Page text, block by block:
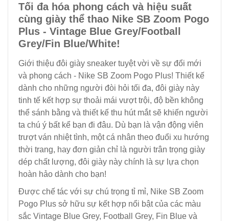
Tối đa hóa phong cách và hiệu suất
cùng giày thể thao Nike SB Zoom Pogo
Plus - Vintage Blue Grey/Football
Grey/Fin Blue/White!
Giới thiệu đôi giày sneaker tuyệt vời về sự đổi mới
và phong cách - Nike SB Zoom Pogo Plus! Thiết kế
dành cho những người đòi hỏi tối đa, đôi giày này
tinh tế kết hợp sự thoải mái vượt trội, độ bền không
thể sánh bằng và thiết kế thu hút mắt sẽ khiến người
ta chú ý bất kể bạn đi đâu. Dù bạn là vận động viên
trượt ván nhiệt tình, một cá nhân theo đuổi xu hướng
thời trang, hay đơn giản chỉ là người trân trọng giày
dép chất lượng, đôi giày này chính là sự lựa chọn
hoàn hảo dành cho bạn!
Được chế tác với sự chú trọng tỉ mỉ, Nike SB Zoom
Pogo Plus sở hữu sự kết hợp nổi bật của các màu
sắc Vintage Blue Grey, Football Grey, Fin Blue và